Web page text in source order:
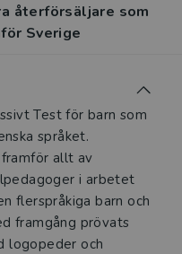
återförsäljare som
Sverige
Test för barn som
språket.
allt av
i arbetet
flerspråkiga barn och
framgång prövats
logopeder och